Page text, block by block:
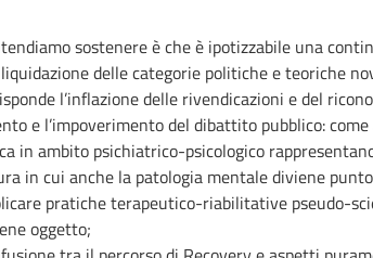
sostenere è che è ipotizzabile una
liquidazione delle categorie politiche e teoriche
l’inflazione delle rivendicazioni e del
e l’impoverimento del dibattito pubblico:
in ambito psichiatrico-psicologico
in cui anche la patologia mentale diviene
pratiche terapeutico-riabilitative pseudo-
oggetto;